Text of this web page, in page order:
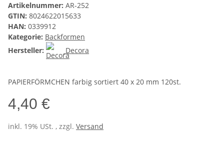
Artikelnummer: AR-252
GTIN: 8024622015633
HAN: 0339912
Kategorie: Backformen
Hersteller:
Decora
PAPIERFÖRMCHEN farbig sortiert 40 x 20 mm 120st.
4,40 €
inkl. 19% USt. , zzgl. Versand